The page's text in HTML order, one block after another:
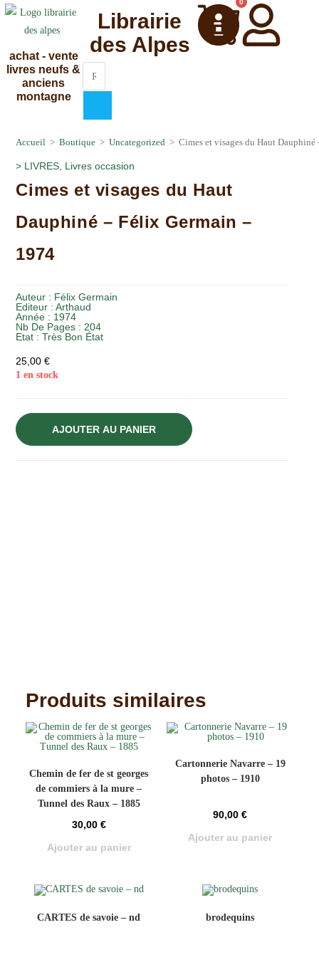
achat - vente
livres neufs &
anciens
montagne
0
Librairie
des Alpes
Accueil > Boutique > Uncategorized > Cimes et visages du Haut
> LIVRES, Livres occasion
Cimes et visages du Haut
Dauphiné – Félix Germain –
1974
Auteur : Félix Germain
Editeur :Arthaud
Année : 1974
Nb De Pages : 204
Etat :Très Bon État
25,00€
1 en stock
AJOUTER AU PANIER
Produits similaires
Chemin de fer de st georges
de commiers à la mure –
Tunnel des Raux – 1885
30,00 €
Ajouter au panier
Cartonnerie Navarre – 19
photos – 1910
90,00€
Ajouter au panier
CARTES de savoie – nd brodequins